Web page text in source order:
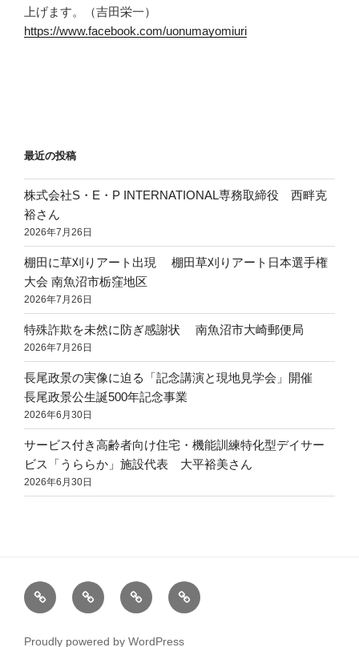
上げます。（吉田栄一）
https://www.facebook.com/uonumayomiuri
最近の投稿
株式会社S・E・P INTERNATIONAL専務取締役 西畔克
裕さん
2026年7月26日
棚田に草刈りアート出現 棚田草刈りアート日本選手権
大会 南魚沼市栃窪地区
2026年7月26日
特殊詐欺を未然に防ぎ感謝状 南魚沼市大崎郵便局
2026年7月26日
長尾政景の実像に迫る「記念講演と現地見学会」開催
長尾政景公生誕500年記念事業
2026年6月30日
サービス付き高齢者向け住宅・機能訓練特化型デイサー
ビス「うららか」施設代表 大平裕美さん
2026年6月30日
地
域
お
知
地
域
仕
事
Proudly powered by WordPress